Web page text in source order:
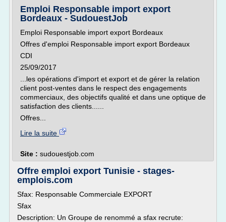
Emploi Responsable import export
Bordeaux - SudouestJob
Emploi Responsable import export Bordeaux
Offres d'emploi Responsable import export Bordeaux
CDI
25/09/2017
...les opérations d'import et export et de gérer la relation
client post-ventes dans le respect des engagements
commerciaux, des objectifs qualité et dans une optique de
satisfaction des clients......
Offres...
Lire la suite
Site : sudouestjob.com
Offre emploi export Tunisie - stages-
emplois.com
Sfax: Responsable Commerciale EXPORT
Sfax
Description: Un Groupe de renommé a sfax recrute: